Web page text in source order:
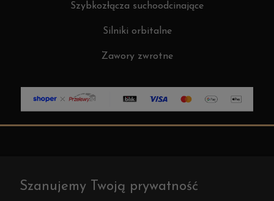
Szybkozłącza suchoodcinające
Silniki orbitalne
Zawory zwrotne
Szanujemy Twoją prywatność